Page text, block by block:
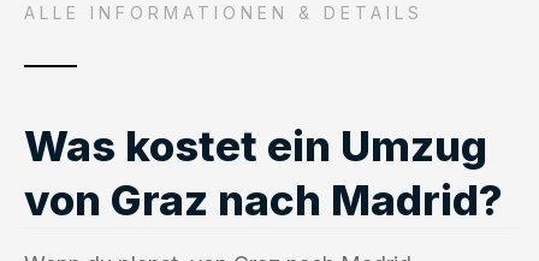
ALLE INFORMATIONEN & DETAILS
Was kostet ein Umzug
von Graz nach Madrid?